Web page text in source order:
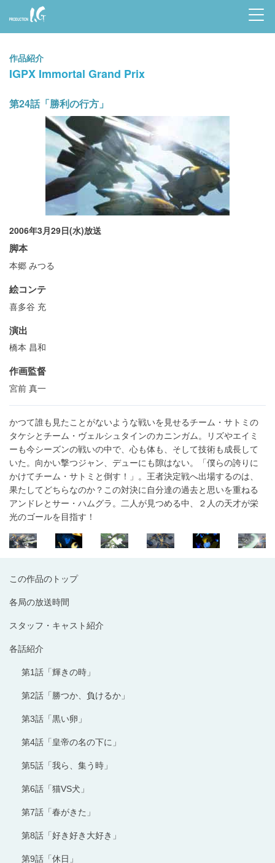
Prod
uctio
n I.G
作品紹介
IGPX Immortal Grand Prix
この作品のトップ
各局の放送時間
スタッフ・キャスト紹介
各話紹介
第1話「輝きの時」
第2話「勝つか、負けるか」
第3話「黒い卵」
第4話「皇帝の名の下に」
第5話「我ら、集う時」
第6話「猫VS犬」
第7話「春がきた」
第8話「好き好き大好き」
第9話「休日」
第24話「勝利の行方」
2006年3月29日(水)放送
脚本
本郷 みつる
絵コンテ
喜多谷 充
演出
橋本 昌和
作画監督
宮前 真一
かつて誰も見たことがないような戦いを見せるチーム・サトミの
タケシとチーム・ヴェルシュタインのカニンガム。リズやエイミ
ーも今シーズンの戦いの中で、心も体も、そして技術も成長して
いた。向かい撃つジャン、デューにも隙はない。「僕らの誇りに
かけてチーム・サトミと倒す！」。王者決定戦へ出場するのは、
果たしてどちらなのか？この対決に自分達の過去と思いを重ねる
アンドレとサー・ハムグラ。二人が見つめる中、２人の天才が栄
光のゴールを目指す！